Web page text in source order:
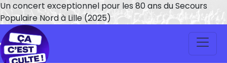
Un concert exceptionnel pour les 80 ans du Secours
Populaire Nord à Lille (2025)